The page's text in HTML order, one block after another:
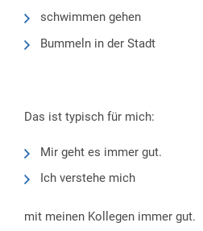
schwimmen gehen
Bummeln in der Stadt
Das ist typisch für mich:
Mir geht es immer gut.
Ich verstehe mich
mit meinen Kollegen immer gut.